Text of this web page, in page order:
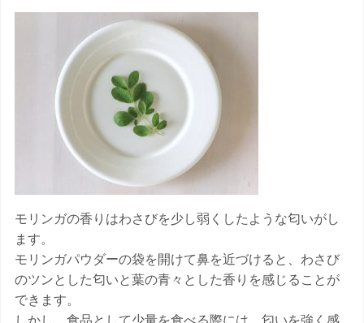
モリンガの香りはわさびを少し弱くしたような匂いがし
ます。
モリンガパウダーの袋を開けて鼻を近づけると、わさび
のツンとした匂いと葉の青々とした香りを感じることが
できます。
しかし、食品として少量を食べる際には、匂いを強く感